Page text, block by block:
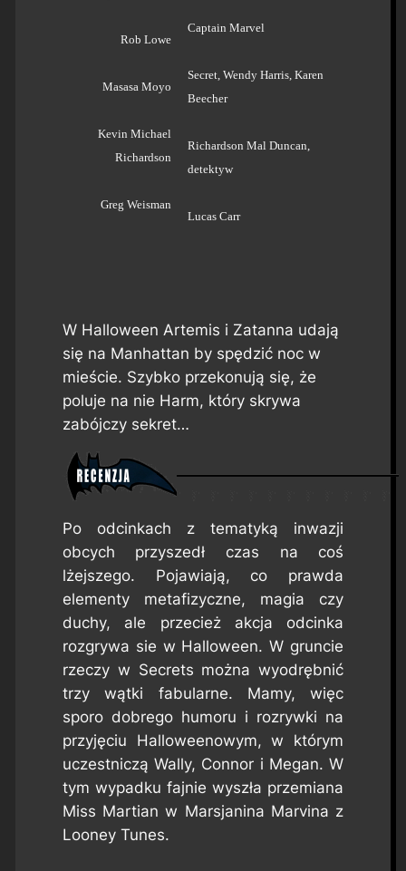
Rob Lowe
Masasa Moyo
Kevin Michael
Richardson
Greg Weisman
Captain Marvel
Secret, Wendy Harris, Karen
Beecher
Richardson Mal Duncan,
detektyw
Lucas Carr
W Halloween Artemis i Zatanna udają
się na Manhattan by spędzić noc w
mieście. Szybko przekonują się, że
poluje na nie Harm, który skrywa
zabójczy sekret…
Po odcinkach z tematyką inwazji
obcych przyszedł czas na coś
lżejszego. Pojawiają, co prawda
elementy metafizyczne, magia czy
duchy, ale przecież akcja odcinka
rozgrywa sie w Halloween. W gruncie
rzeczy w Secrets można wyodrębnić
trzy wątki fabularne. Mamy, więc
sporo dobrego humoru i rozrywki na
przyjęciu Halloweenowym, w którym
uczestniczą Wally, Connor i Megan. W
tym wypadku fajnie wyszła przemiana
Miss Martian w Marsjanina Marvina z
Looney Tunes.